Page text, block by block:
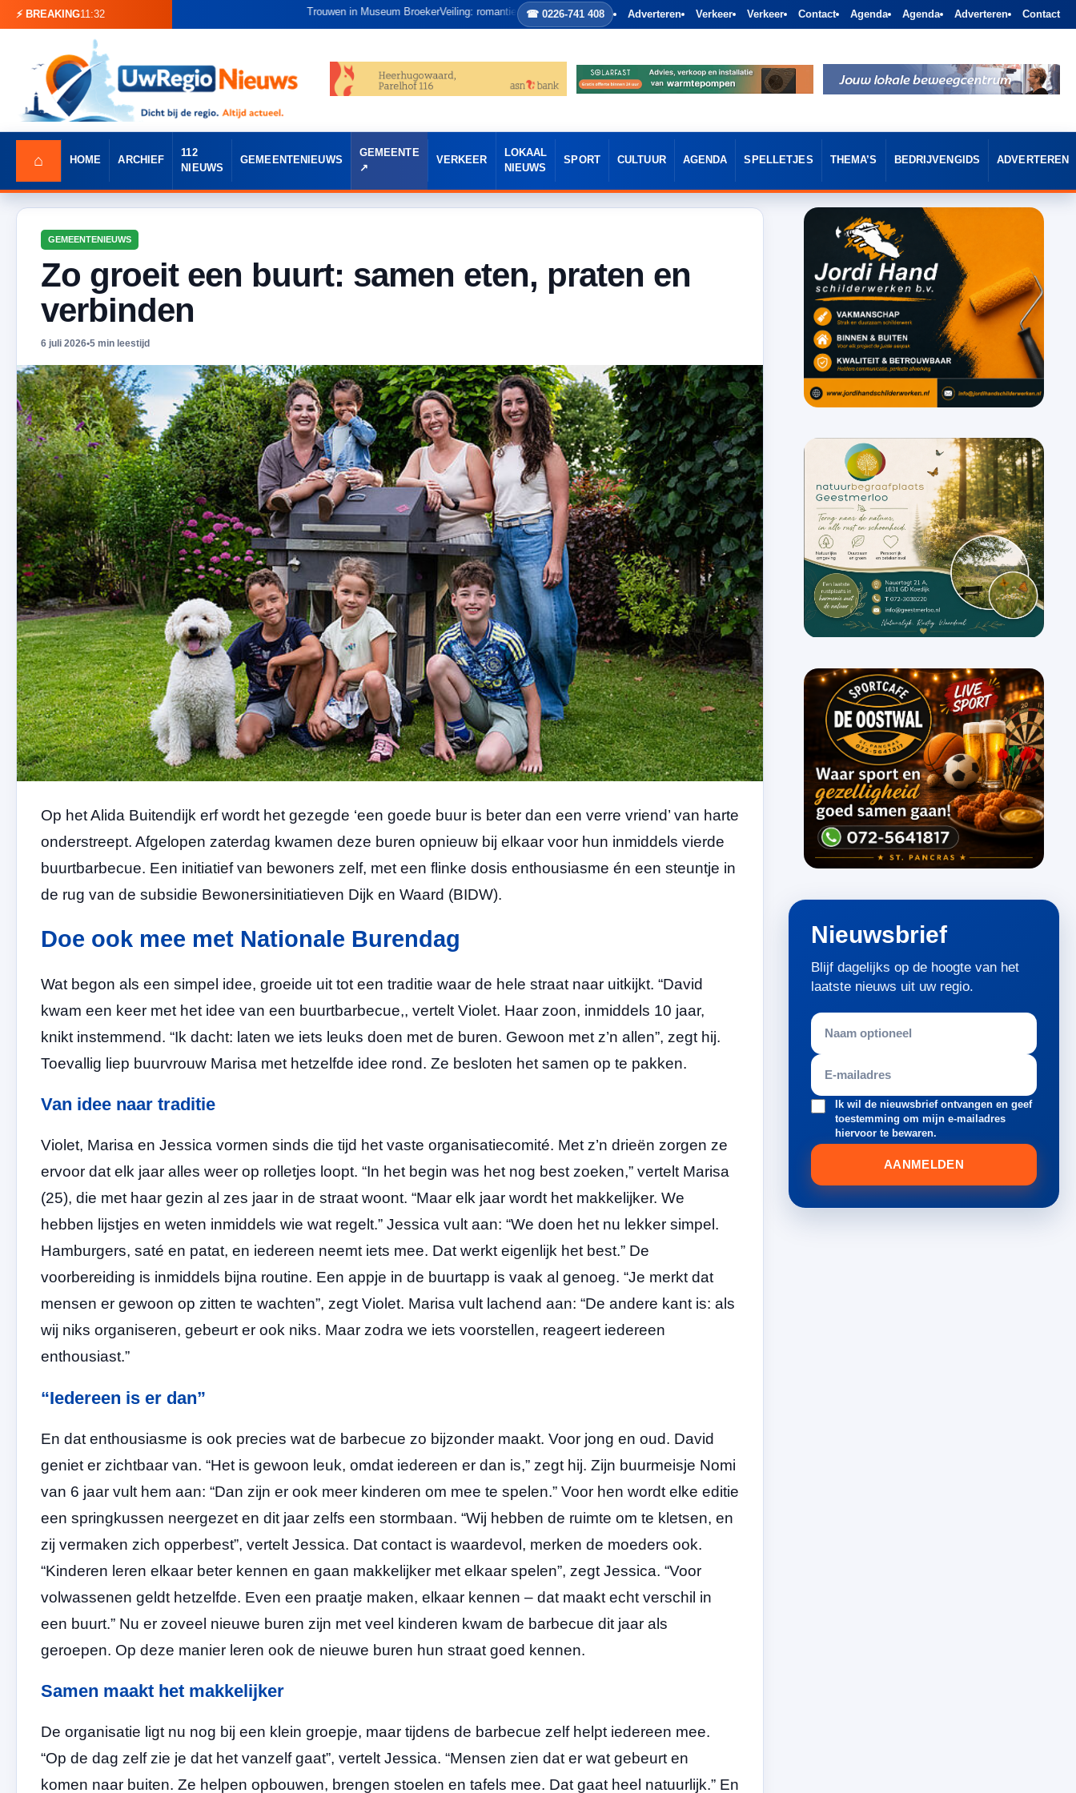
⚡ BREAKING11:32 Trouwen in Museum BroekerVeiling: romantiek, historie en letterlijk het huwelijksbootje in
☎ 0226-741 408 Adverteren Verkeer Verkeer Contact Agenda Agenda Adverteren Contact
⌂ HOME ARCHIEF
112
NIEUWS
GEMEENTENIEUWS
GEMEENTE
VERKEER
LOKAAL
NIEUWS
SPORT CULTUUR AGENDA SPELLETJES THEMA’S BEDRIJVENGIDS ADVERTEREN
GEMEENTENIEUWS
Zo groeit een buurt: samen eten, praten en
verbinden
6 juli 2026•5 min leestijd
Op het Alida Buitendijk erf wordt het gezegde ‘een goede buur is beter dan een verre vriend’ van harte
onderstreept. Afgelopen zaterdag kwamen deze buren opnieuw bij elkaar voor hun inmiddels vierde
buurtbarbecue. Een initiatief van bewoners zelf, met een flinke dosis enthousiasme én een steuntje in
de rug van de subsidie Bewonersinitiatieven Dijk en Waard (BIDW).
Doe ook mee met Nationale Burendag
Wat begon als een simpel idee, groeide uit tot een traditie waar de hele straat naar uitkijkt. “David
kwam een keer met het idee van een buurtbarbecue,, vertelt Violet. Haar zoon, inmiddels 10 jaar,
knikt instemmend. “Ik dacht: laten we iets leuks doen met de buren. Gewoon met z’n allen”, zegt hij.
Toevallig liep buurvrouw Marisa met hetzelfde idee rond. Ze besloten het samen op te pakken.
Van idee naar traditie
Violet, Marisa en Jessica vormen sinds die tijd het vaste organisatiecomité. Met z’n drieën zorgen ze
ervoor dat elk jaar alles weer op rolletjes loopt. “In het begin was het nog best zoeken,” vertelt Marisa
(25), die met haar gezin al zes jaar in de straat woont. “Maar elk jaar wordt het makkelijker. We
hebben lijstjes en weten inmiddels wie wat regelt.” Jessica vult aan: “We doen het nu lekker simpel.
Hamburgers, saté en patat, en iedereen neemt iets mee. Dat werkt eigenlijk het best.” De
voorbereiding is inmiddels bijna routine. Een appje in de buurtapp is vaak al genoeg. “Je merkt dat
mensen er gewoon op zitten te wachten”, zegt Violet. Marisa vult lachend aan: “De andere kant is: als
wij niks organiseren, gebeurt er ook niks. Maar zodra we iets voorstellen, reageert iedereen
enthousiast.”
“Iedereen is er dan”
En dat enthousiasme is ook precies wat de barbecue zo bijzonder maakt. Voor jong en oud. David
geniet er zichtbaar van. “Het is gewoon leuk, omdat iedereen er dan is,” zegt hij. Zijn buurmeisje Nomi
van 6 jaar vult hem aan: “Dan zijn er ook meer kinderen om mee te spelen.” Voor hen wordt elke editie
een springkussen neergezet en dit jaar zelfs een stormbaan. “Wij hebben de ruimte om te kletsen, en
zij vermaken zich opperbest”, vertelt Jessica. Dat contact is waardevol, merken de moeders ook.
“Kinderen leren elkaar beter kennen en gaan makkelijker met elkaar spelen”, zegt Jessica. “Voor
volwassenen geldt hetzelfde. Even een praatje maken, elkaar kennen – dat maakt echt verschil in
een buurt.” Nu er zoveel nieuwe buren zijn met veel kinderen kwam de barbecue dit jaar als
geroepen. Op deze manier leren ook de nieuwe buren hun straat goed kennen.
Samen maakt het makkelijker
De organisatie ligt nu nog bij een klein groepje, maar tijdens de barbecue zelf helpt iedereen mee.
“Op de dag zelf zie je dat het vanzelf gaat”, vertelt Jessica. “Mensen zien dat er wat gebeurt en
komen naar buiten. Ze helpen opbouwen, brengen stoelen en tafels mee. Dat gaat heel natuurlijk.” En
Nieuwsbrief
Blijf dagelijks op de hoogte van het
laatste nieuws uit uw regio.
Ik wil de nieuwsbrief ontvangen en geef
toestemming om mijn e-mailadres
hiervoor te bewaren.
AANMELDEN